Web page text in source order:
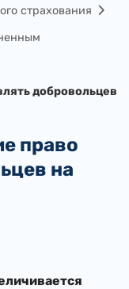
страхования
добровольцев
на